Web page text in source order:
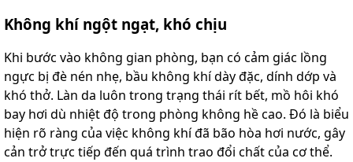
Không khí ngột ngạt, khó chịu
Khi bước vào không gian phòng, bạn có cảm giác lồng
ngực bị đè nén nhẹ, bầu không khí dày đặc, dính dớp và
khó thở. Làn da luôn trong trạng thái rít bết, mồ hôi khó
bay hơi dù nhiệt độ trong phòng không hề cao. Đó là biểu
hiện rõ ràng của việc không khí đã bão hòa hơi nước, gây
cản trở trực tiếp đến quá trình trao đổi chất của cơ thể.